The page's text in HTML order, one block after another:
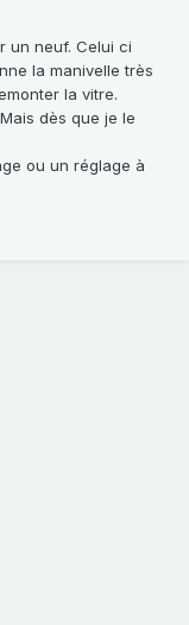
un neuf. Celui ci
la manivelle très
la vitre.
dès que je le
ou un réglage à